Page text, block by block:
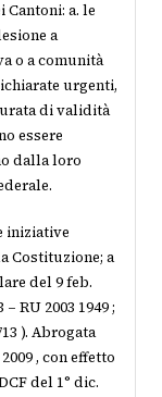
a. le
a
o a comunità
urgenti,
di validità
essere
dalla loro
iniziative
Costituzione; a
del 9 feb.
– RU 2003 1949 ;
). Abrogata
, con effetto
del 1° dic.